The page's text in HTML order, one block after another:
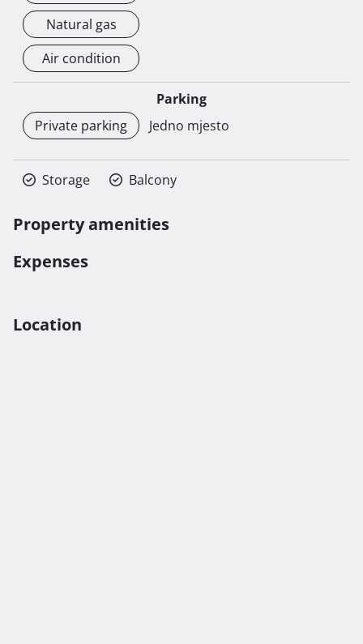
Natural gas
Air condition
Parking
Private parking
Jedno mjesto
Storage Balcony
Property amenities
Expenses
Location